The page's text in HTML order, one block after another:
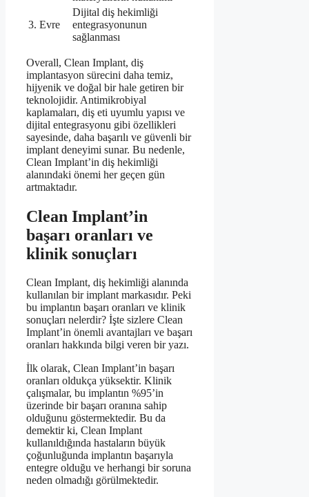
3. Evre
Dijital diş hekimliği
entegrasyonunun
sağlanması
Overall, Clean Implant, diş
implantasyon sürecini daha temiz,
hijyenik ve doğal bir hale getiren bir
teknolojidir. Antimikrobiyal
kaplamaları, diş eti uyumlu yapısı ve
dijital entegrasyonu gibi özellikleri
sayesinde, daha başarılı ve güvenli bir
implant deneyimi sunar. Bu nedenle,
Clean Implant’in diş hekimliği
alanındaki önemi her geçen gün
artmaktadır.
Clean Implant’in
başarı oranları ve
klinik sonuçları
Clean Implant, diş hekimliği alanında
kullanılan bir implant markasıdır. Peki
bu implantın başarı oranları ve klinik
sonuçları nelerdir? İşte sizlere Clean
Implant’in önemli avantajları ve başarı
oranları hakkında bilgi veren bir yazı.
İlk olarak, Clean Implant’in başarı
oranları oldukça yüksektir. Klinik
çalışmalar, bu implantın %95’in
üzerinde bir başarı oranına sahip
olduğunu göstermektedir. Bu da
demektir ki, Clean Implant
kullanıldığında hastaların büyük
çoğunluğunda implantın başarıyla
entegre olduğu ve herhangi bir soruna
neden olmadığı görülmektedir.